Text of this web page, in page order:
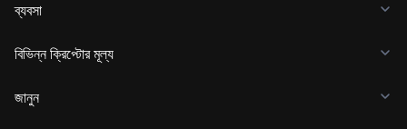
ব্যবসা
বিভিন্ন ক্রিপ্টোর মূল্য
জানুন